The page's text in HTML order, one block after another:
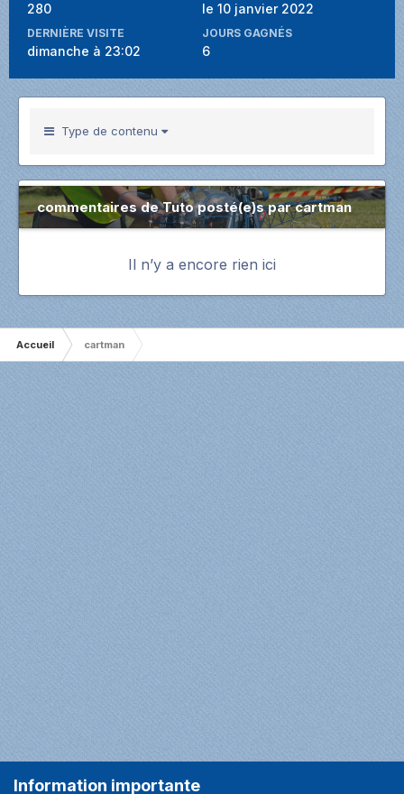
280 le 10 janvier 2022
DERNIÈRE VISITE
dimanche à 23:02
JOURS GAGNÉS
6
Type de contenu
commentaires de Tuto posté(e)s par cartman
Il n’y a encore rien ici
Accueil cartman
Information importante